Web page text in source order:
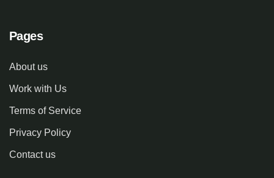
Pages
About us
Work with Us
Terms of Service
Privacy Policy
Contact us